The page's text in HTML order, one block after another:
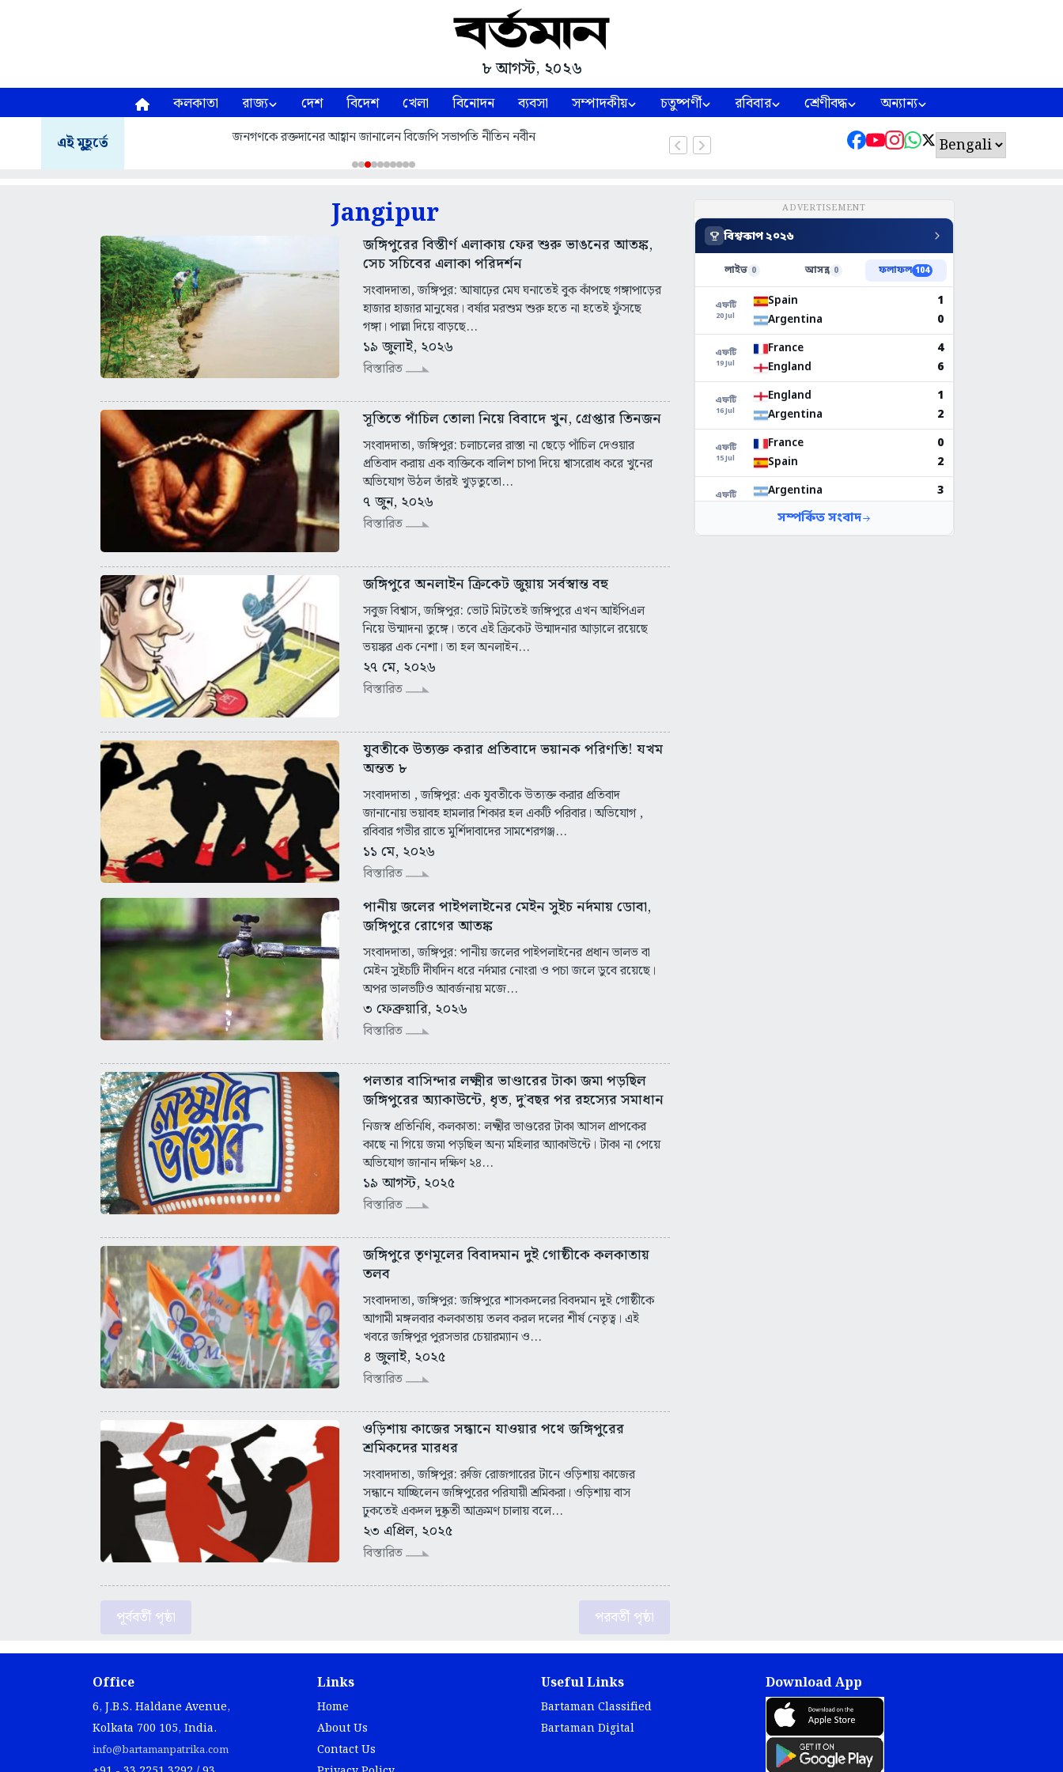
৮ আগস্ট, ২০২৬
কলকাতা রাজ্য দেশ বিদেশ খেলা বিনোদন ব্যবসা সম্পাদকীয় চতুষ্পর্ণী রবিবার শ্রেণীবদ্ধ অন্যান্য
এই মুহূর্তে জনগণকে রক্তদানের আহ্বান জানালেন বিজেপি সভাপতি নীতিন নবীন
Jangipur
জঙ্গিপুরের বিস্তীর্ণ এলাকায় ফের শুরু ভাঙনের আতঙ্ক,
সেচ সচিবের এলাকা পরিদর্শন
সংবাদদাতা, জঙ্গিপুর: আষাঢ়ের মেঘ ঘনাতেই বুক কাঁপছে গঙ্গাপাড়ের
হাজার হাজার মানুষের। বর্ষার মরশুম শুরু হতে না হতেই ফুঁসছে
গঙ্গা। পাল্লা দিয়ে বাড়ছে...
১৯ জুলাই, ২০২৬
বিস্তারিত
সূতিতে পাঁচিল তোলা নিয়ে বিবাদে খুন, গ্রেপ্তার তিনজন
সংবাদদাতা, জঙ্গিপুর: চলাচলের রাস্তা না ছেড়ে পাঁচিল দেওয়ার
প্রতিবাদ করায় এক ব্যক্তিকে বালিশ চাপা দিয়ে শ্বাসরোধ করে খুনের
অভিযোগ উঠল তাঁরই খুড়তুতো...
৭ জুন, ২০২৬
বিস্তারিত
জঙ্গিপুরে অনলাইন ক্রিকেট জুয়ায় সর্বস্বান্ত বহু
সবুজ বিশ্বাস, জঙ্গিপুর: ভোট মিটতেই জঙ্গিপুরে এখন আইপিএল
নিয়ে উন্মাদনা তুঙ্গে। তবে এই ক্রিকেট উন্মাদনার আড়ালে রয়েছে
ভয়ঙ্কর এক নেশা। তা হল অনলাইন...
২৭ মে, ২০২৬
বিস্তারিত
যুবতীকে উত্যক্ত করার প্রতিবাদে ভয়ানক পরিণতি! যখম
অন্তত ৮
সংবাদদাতা , জঙ্গিপুর: এক যুবতীকে উত্যক্ত করার প্রতিবাদ
জানানোয় ভয়াবহ হামলার শিকার হল একটি পরিবার। অভিযোগ ,
রবিবার গভীর রাতে মুর্শিদাবাদের সামশেরগঞ্জ...
১১ মে, ২০২৬
বিস্তারিত
পানীয় জলের পাইপলাইনের মেইন সুইচ নর্দমায় ডোবা,
জঙ্গিপুরে রোগের আতঙ্ক
সংবাদদাতা, জঙ্গিপুর: পানীয় জলের পাইপলাইনের প্রধান ভালভ বা
মেইন সুইচটি দীর্ঘদিন ধরে নর্দমার নোংরা ও পচা জলে ডুবে রয়েছে।
অপর ভালভটিও আবর্জনায় মজে...
৩ ফেব্রুয়ারি, ২০২৬
বিস্তারিত
পলতার বাসিন্দার লক্ষ্মীর ভাণ্ডারের টাকা জমা পড়ছিল
জঙ্গিপুরের অ্যাকাউন্টে, ধৃত, দু’বছর পর রহস্যের সমাধান
নিজস্ব প্রতিনিধি, কলকাতা: লক্ষ্মীর ভাণ্ডরের টাকা আসল প্রাপকের
কাছে না গিয়ে জমা পড়ছিল অন্য মহিলার অ্যাকাউন্টে। টাকা না পেয়ে
অভিযোগ জানান দক্ষিণ ২৪...
১৯ আগস্ট, ২০২৫
বিস্তারিত
জঙ্গিপুরে তৃণমূলের বিবাদমান দুই গোষ্ঠীকে কলকাতায়
তলব
সংবাদদাতা, জঙ্গিপুর: জঙ্গিপুরে শাসকদলের বিবদমান দুই গোষ্ঠীকে
আগামী মঙ্গলবার কলকাতায় তলব করল দলের শীর্ষ নেতৃত্ব। এই
খবরে জঙ্গিপুর পুরসভার চেয়ারম্যান ও...
৪ জুলাই, ২০২৫
বিস্তারিত
ওড়িশায় কাজের সন্ধানে যাওয়ার পথে জঙ্গিপুরের
শ্রমিকদের মারধর
সংবাদদাতা, জঙ্গিপুর: রুজি রোজগারের টানে ওড়িশায় কাজের
সন্ধানে যাচ্ছিলেন জঙ্গিপুরের পরিযায়ী শ্রমিকরা। ওড়িশায় বাস
ঢুকতেই একদল দুষ্কৃতী আক্রমণ চালায় বলে...
২৩ এপ্রিল, ২০২৫
বিস্তারিত
পূর্ববর্তী পৃষ্ঠা পরবর্তী পৃষ্ঠা
ADVERTISEMENT
Office
6, J.B.S. Haldane Avenue,
Kolkata 700 105, India.
info@bartamanpatrika.com
Links
Home
About Us
Contact Us
Useful Links
Bartaman Classified
Bartaman Digital
Download App